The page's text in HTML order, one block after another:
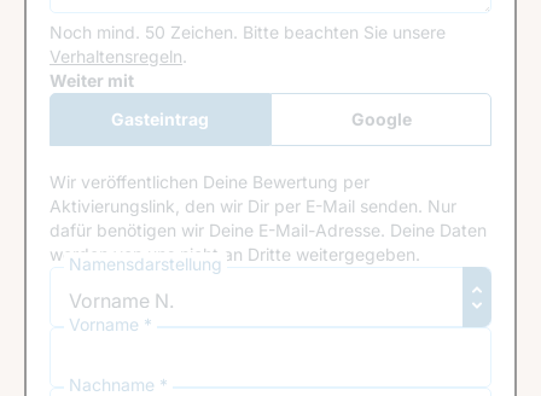
Noch mind. 50 Zeichen. Bitte beachten Sie unsere
Verhaltensregeln.
Google Recaptcha
Weiter mit
Gasteintrag
Google
Anmeldung
Wir veröffentlichen Deine Bewertung per
Aktivierungslink, den wir Dir per E-Mail senden. Nur
dafür benötigen wir Deine E-Mail-Adresse. Deine Daten
werden von uns nicht an Dritte weitergegeben.
Namensdarstellung
Vorname *
Nachname *